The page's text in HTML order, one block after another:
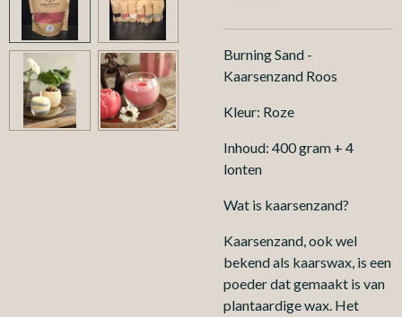
Burning Sand -
Kaarsenzand Roos
Kleur: Roze
Inhoud: 400 gram + 4
lonten
Wat is kaarsenzand?
Kaarsenzand, ook wel
bekend als kaarswax, is een
poeder dat gemaakt is van
plantaardige wax. Het